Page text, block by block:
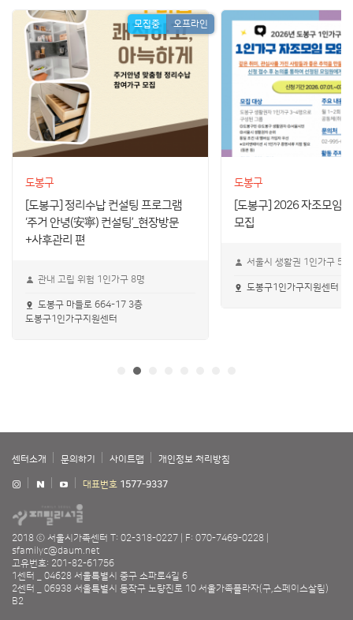
모집중 오프라인
도봉구
[도봉구] 정리수납 컨설팅 프로그램
‘주거 안녕(安寧) 컨설팅’_현장방문
+사후관리 편
관내 고립 위험 1인가구 8명
도봉구 마들로 664-17 3층
도봉구1인가구지원센터
도봉구
[도봉구] 2026 자조모임
모집
서울시 생활권 1인가구 5명
도봉구1인가구지원센터
센터소개 문의하기 사이트맵 개인정보 처리방침
대표번호 1577-9337
2018 ⓒ 서울시가족센터 T: 02-318-0227
F: 070-7469-0228
sfamilyc@daum.net
고유번호: 201-82-61756
1센터 _ 04628 서울특별시 중구 소파로4길 6
2센터 _ 06938 서울특별시 동작구 노량진로 10 서울가족플라자(구,스페이스살림)
B2